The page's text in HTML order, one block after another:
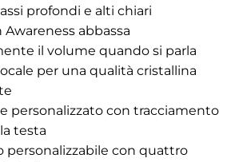
profondi e alti chiari
abbassa
il volume quando si parla
per una qualità cristallina
personalizzato con tracciamento
testa
personalizzabile con quattro